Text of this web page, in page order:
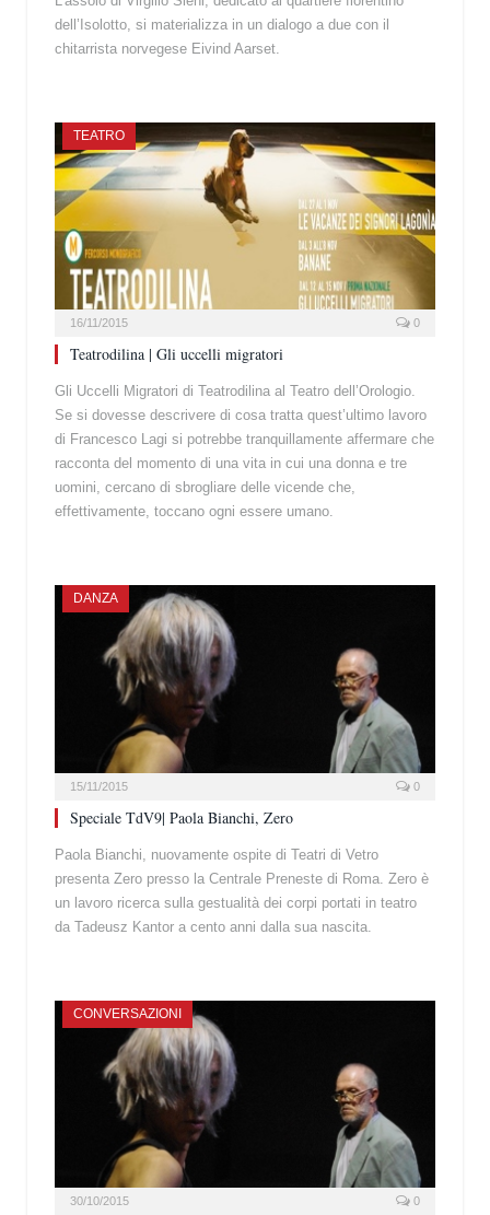
dell’Isolotto, si materializza in un dialogo a due con il
chitarrista norvegese Eivind Aarset.
TEATRO
16/11/2015 0
Teatrodilina | Gli uccelli migratori
Gli Uccelli Migratori di Teatrodilina al Teatro dell’Orologio.
Se si dovesse descrivere di cosa tratta quest’ultimo lavoro
di Francesco Lagi si potrebbe tranquillamente affermare che
racconta del momento di una vita in cui una donna e tre
uomini, cercano di sbrogliare delle vicende che,
effettivamente, toccano ogni essere umano.
DANZA
15/11/2015 0
Speciale TdV9| Paola Bianchi, Zero
Paola Bianchi, nuovamente ospite di Teatri di Vetro
presenta Zero presso la Centrale Preneste di Roma. Zero è
un lavoro ricerca sulla gestualità dei corpi portati in teatro
da Tadeusz Kantor a cento anni dalla sua nascita.
CONVERSAZIONI
30/10/2015 0